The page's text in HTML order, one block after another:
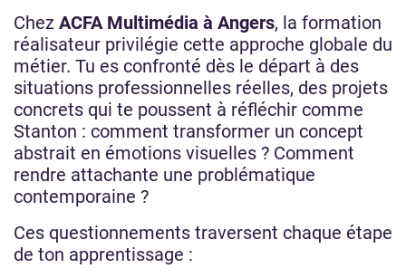
Chez ACFA Multimédia à Angers, la formation
réalisateur privilégie cette approche globale du
métier. Tu es confronté dès le départ à des
situations professionnelles réelles, des projets
concrets qui te poussent à réfléchir comme
Stanton : comment transformer un concept
abstrait en émotions visuelles ? Comment
rendre attachante une problématique
contemporaine ?
Ces questionnements traversent chaque étape
de ton apprentissage :